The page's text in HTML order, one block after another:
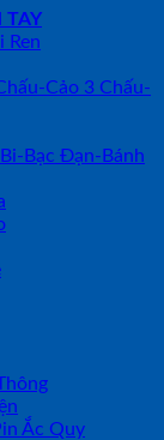
TAY
Ren
Cảo 3 Chấu-
Bạc Đạn-Bánh
Ắc Quy